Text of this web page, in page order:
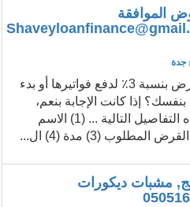
الموافقة
جدة
هل تحتاج إلى قرض بنسبة 3٪ لدفع فواتيرها أو بدء
بنفسك؟ إذا كانت الإجابة بنعم،
فاتصل بنا مع هذه التفاصيل التالية ... (1) الاسم
مشبات ديكورات